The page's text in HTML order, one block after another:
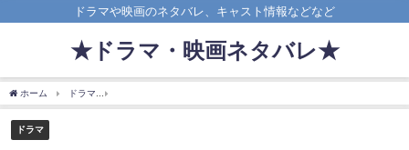
ドラマや映画のネタバレ、キャスト情報などなど
★ドラマ・映画ネタバレ★
ホーム ドラマ
ドラマ